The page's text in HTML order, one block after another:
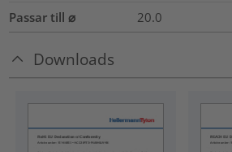
Passar till ⌀
20.0
Downloads